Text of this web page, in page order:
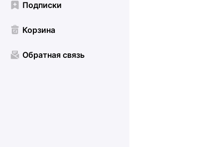
Подписки
Корзина
Обратная связь